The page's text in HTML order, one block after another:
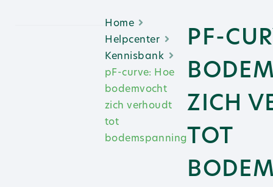
Home
Helpcenter
Kennisbank
pF-curve: Hoe
bodemvocht
zich verhoudt
tot
bodemspanning
PF-
ZICH
TOT